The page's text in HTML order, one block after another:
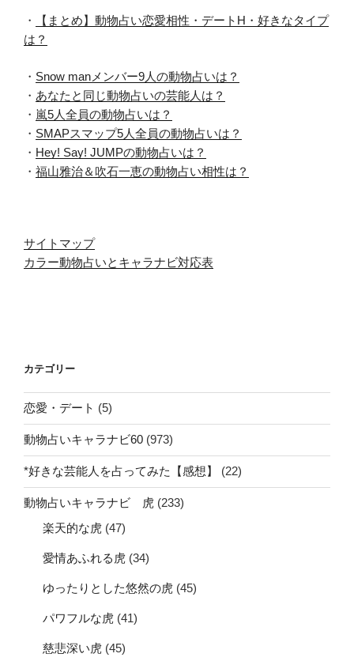
・
【まとめ】動物占い恋愛相性・デートH・好きなタイプ
は？
・ Snow manメンバー9人の動物占いは？
・ あなたと同じ動物占いの芸能人は？
・ 嵐5人全員の動物占いは？
・ SMAPスマップ5人全員の動物占いは？
・ Hey! Say! JUMPの動物占いは？
・ 福山雅治＆吹石一恵の動物占い相性は？
サイトマップ
カラー動物占いとキャラナビ対応表
カテゴリー
恋愛・デート (5)
動物占いキャラナビ60 (973)
*好きな芸能人を占ってみた【感想】 (22)
動物占いキャラナビ 虎 (233)
楽天的な虎 (47)
愛情あふれる虎 (34)
ゆったりとした悠然の虎 (45)
パワフルな虎 (41)
慈悲深い虎 (45)